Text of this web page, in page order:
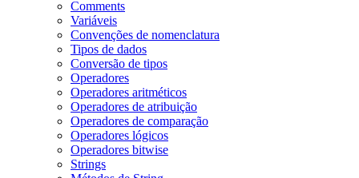
Comments
Variáveis
Convenções de nomenclatura
Tipos de dados
Conversão de tipos
Operadores
Operadores aritméticos
Operadores de atribuição
Operadores de comparação
Operadores lógicos
Operadores bitwise
Strings